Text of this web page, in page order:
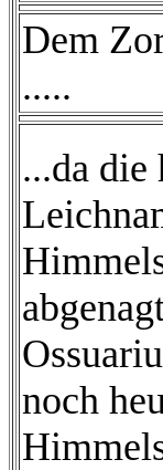
Dem
.....
...da die
noch